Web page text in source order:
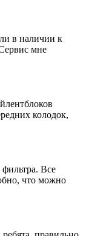
в наличии к
мне
колодок,
Все
что можно